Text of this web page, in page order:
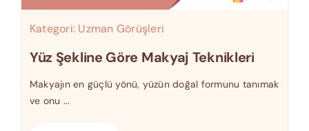
Kategori: Uzman Görüşleri
Yüz Şekline Göre Makyaj Teknikleri
Makyajın en güçlü yönü, yüzün doğal formunu tanımak
ve onu ...